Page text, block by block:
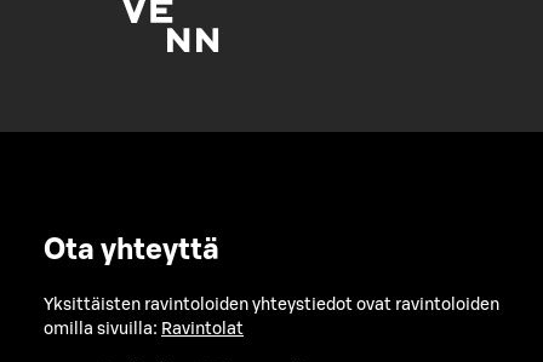
Ota yhteyttä
Yksittäisten ravintoloiden yhteystiedot ovat ravintoloiden
omilla sivuilla: Ravintolat